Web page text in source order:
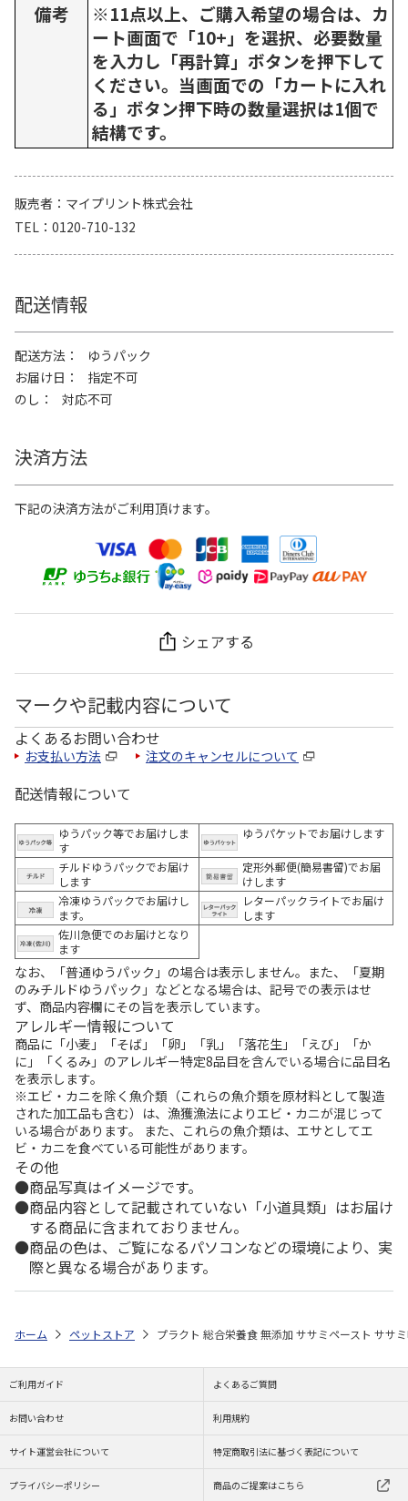
備考
※11点以上、ご購入希望の場合は、カ
ート画面で「10+」を選択、必要数量
を入力し「再計算」ボタンを押下して
ください。当画面での「カートに入れ
る」ボタン押下時の数量選択は1個で
結構です。
販売者
マイプリント株式会社
TEL
0120-710-132
配送情報
配送方法
ゆうパック
お届け日
指定不可
のし
対応不可
決済方法
下記の決済方法がご利用頂けます。
シェアする
マークや記載内容について
よくあるお問い合わせ
お支払い方法 注文のキャンセルについて
配送情報について
ゆうパック等でお届けしま
す
ゆうパケットでお届けします
チルドゆうパックでお届け
します
定形外郵便(簡易書留)でお届
けします
冷凍ゆうパックでお届けし
ます。
レターパックライトでお届け
します
佐川急便でのお届けとなり
ます
なお、「普通ゆうパック」の場合は表示しません。また、「夏期
のみチルドゆうパック」などとなる場合は、記号での表示はせ
ず、商品内容欄にその旨を表示しています。
アレルギー情報について
商品に「小麦」「そば」「卵」「乳」「落花生」「えび」「か
に」「くるみ」のアレルギー特定8品目を含んでいる場合に品目名
を表示します。
※エビ・カニを除く魚介類（これらの魚介類を原材料として製造
された加工品も含む）は、漁獲漁法によりエビ・カニが混じって
いる場合があります。 また、これらの魚介類は、エサとしてエ
ビ・カニを食べている可能性があります。
その他
商品写真はイメージです。
商品内容として記載されていない「小道具類」はお届け
する商品に含まれておりません。
商品の色は、ご覧になるパソコンなどの環境により、実
際と異なる場合があります。
ホーム ペットストア プラクト 総合栄養食 無添加 ササミペースト ササ
ご利用ガイド よくあるご質問
お問い合わせ 利用規約
サイト運営会社について 特定商取引法に基づく表記について
プライバシーポリシー 商品のご提案はこちら